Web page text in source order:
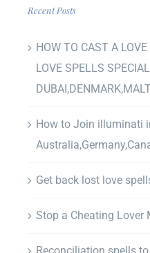
Recent Posts
HOW TO CAST A
LOVE SPELLS
How to Join illuminati
Get back lost love
Stop a Cheating Lover
Reconciliation spells